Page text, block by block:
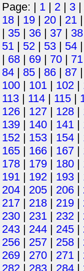
Page: | 1 | 2 | 3 |
18 | 19 | 20 | 21 |
| 35 | 36 | 37 | 38
51 | 52 | 53 | 54 |
| 68 | 69 | 70 | 71
84 | 85 | 86 | 87 |
100 | 101 | 102 |
113 | 114 | 115 |
126 | 127 | 128 |
139 | 140 | 141 |
152 | 153 | 154 |
165 | 166 | 167 |
178 | 179 | 180 |
191 | 192 | 193 |
204 | 205 | 206 |
217 | 218 | 219 |
230 | 231 | 232 |
243 | 244 | 245 |
256 | 257 | 258 |
269 | 270 | 271 |
282 | 283 | 284 |